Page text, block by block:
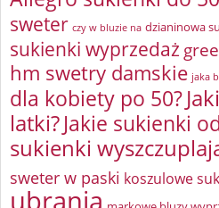
sweter czy w bluzie na dzianinowa
sukienki wyprzedaż
hm swetry damskie jaka
dla kobiety po 50?
latki?Jakie sukienki
sukienki
sweter w paski koszulowe
ubrania